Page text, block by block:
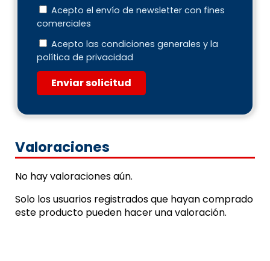
Acepto el envío de newsletter con fines
comerciales
Acepto las condiciones generales y la
política de privacidad
Enviar solicitud
Valoraciones
No hay valoraciones aún.
Solo los usuarios registrados que hayan comprado
este producto pueden hacer una valoración.